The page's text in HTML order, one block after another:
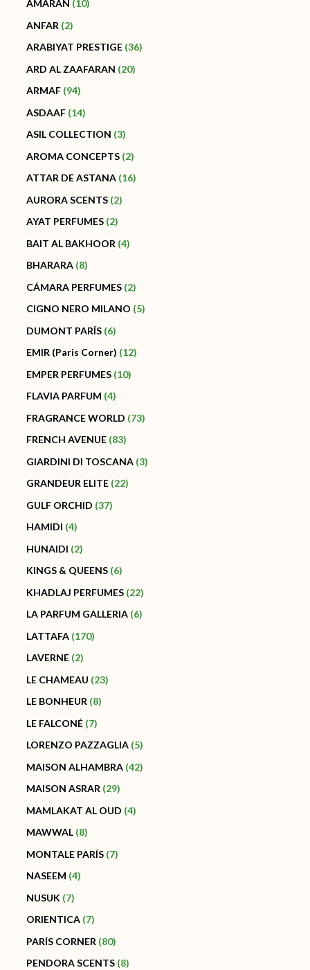
AMARAN
10
ANFAR 2
ARABIYAT PRESTIGE 36
ARD AL ZAAFARAN 20
ARMAF 94
ASDAAF 14
ASIL COLLECTION 3
AROMA CONCEPTS 2
ATTAR DE ASTANA 16
AURORA SCENTS 2
AYAT PERFUMES 2
BAIT AL BAKHOOR 4
BHARARA 8
CÁMARA PERFUMES 2
CIGNO NERO MILANO 5
DUMONT PARÍS 6
EMIR (Paris Corner) 12
EMPER PERFUMES 10
FLAVIA PARFUM 4
FRAGRANCE WORLD 73
FRENCH AVENUE 83
GIARDINI DI TOSCANA 3
GRANDEUR ELITE 22
GULF ORCHID 37
HAMIDI 4
HUNAIDI 2
KINGS & QUEENS 6
KHADLAJ PERFUMES 22
LA PARFUM GALLERIA 6
LATTAFA 170
LAVERNE 2
LE CHAMEAU 23
LE BONHEUR 8
LE FALCONÉ 7
LORENZO PAZZAGLIA 5
MAISON ALHAMBRA 42
MAISON ASRAR 29
MAMLAKAT AL OUD 4
MAWWAL 8
MONTALE PARÍS 7
NASEEM 4
NUSUK 7
ORIENTICA 7
PARÍS CORNER 80
PENDORA SCENTS 8